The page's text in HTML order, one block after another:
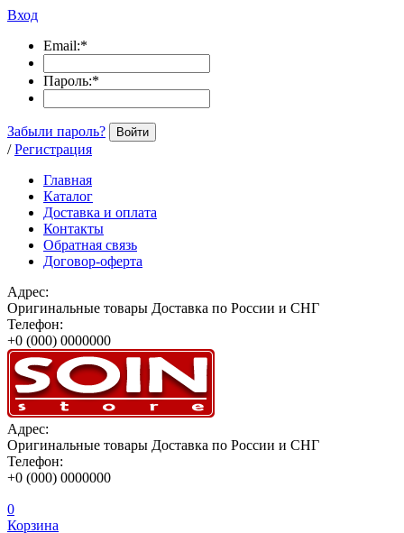
Вход
Email:*
Пароль:*
Забыли пароль? Войти
/ Регистрация
Главная
Каталог
Доставка и оплата
Контакты
Обратная связь
Договор-оферта
Адрес:
Оригинальные товары Доставка по России и СНГ
Телефон:
+0 (000) 0000000
Адрес:
Оригинальные товары Доставка по России и СНГ
Телефон:
+0 (000) 0000000
0
Корзина